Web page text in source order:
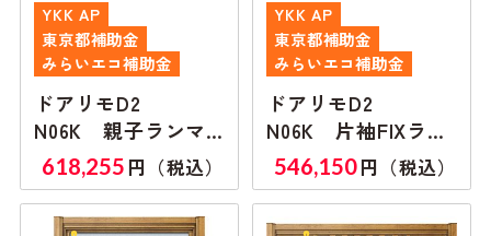
YKK AP
東京都補助金
みらいエコ補助金
ドアリモD2
N06K 親子ランマ
付き
618,255 円（税込）
YKK AP
東京都補助金
みらいエコ補助金
ドアリモD2
N06K 片袖FIXラン
マ無し
546,150円（税込）